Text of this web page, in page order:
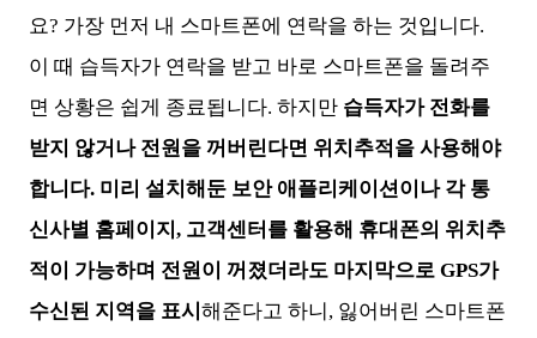
요? 가장 먼저 내 스마트폰에 연락을 하는 것입니다.
이 때 습득자가 연락을 받고 바로 스마트폰을 돌려주
면 상황은 쉽게 종료됩니다. 하지만 습득자가 전화를
받지 않거나 전원을 꺼버린다면 위치추적을 사용해야
합니다. 미리 설치해둔 보안 애플리케이션이나 각 통
신사별 홈페이지, 고객센터를 활용해 휴대폰의 위치추
적이 가능하며 전원이 꺼졌더라도 마지막으로 GPS가
수신된 지역을 표시 해준다고 하니, 잃어버린 스마트폰